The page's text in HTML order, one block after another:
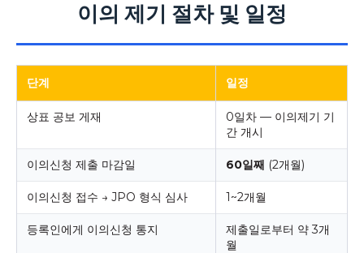
이의 제기 절차 및 일정
단계 일정
상표 공보 게재
0일차 — 이의제기 기
간 개시
이의신청 제출 마감일 60일째 (2개월)
이의신청 접수 → JPO 형식 심사 1~2개월
등록인에게 이의신청 통지
제출일로부터 약 3개
월